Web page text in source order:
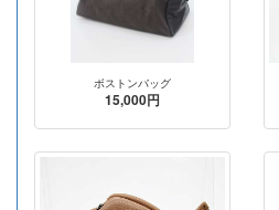
ボストンバッグ
15,000円